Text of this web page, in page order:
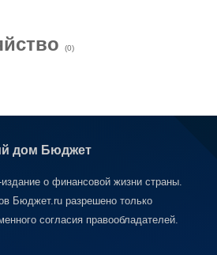
(0)
дом Бюджет
о финансовой жизни страны.
Бюджет.ru разрешено только
согласия правообладателей.